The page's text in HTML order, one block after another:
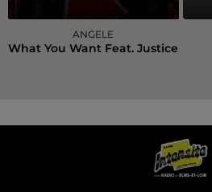
ANGELE
What You Want Feat. Justice